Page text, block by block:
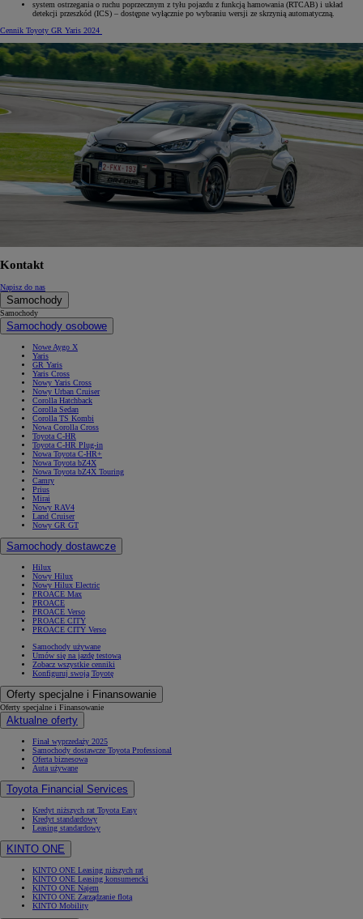
system ostrzegania o ruchu poprzecznym z tyłu pojazdu z funkcją hamowania (RTCAB) i układ
detekcji przeszkód (ICS) – dostępne wyłącznie po wybraniu wersji ze skrzynią automatyczną.
Cennik Toyoty GR Yaris 2024
Kontakt
Napisz do nas
Samochody
Samochody
Samochody osobowe
Nowe Aygo X
Yaris
GR Yaris
Yaris Cross
Nowy Yaris Cross
Nowy Urban Cruiser
Corolla Hatchback
Corolla Sedan
Corolla TS Kombi
Nowa Corolla Cross
Toyota C-HR
Toyota C-HR Plug-in
Nowa Toyota C-HR+
Nowa Toyota bZ4X
Nowa Toyota bZ4X Touring
Camry
Prius
Mirai
Nowy RAV4
Land Cruiser
Nowy GR GT
Samochody dostawcze
Hilux
Nowy Hilux
Nowy Hilux Electric
PROACE Max
PROACE
PROACE Verso
PROACE CITY
PROACE CITY Verso
Samochody używane
Umów się na jazdę testową
Zobacz wszystkie cenniki
Konfiguruj swoją Toyotę
Oferty specjalne i Finansowanie
Oferty specjalne i Finansowanie
Aktualne oferty
Finał wyprzedaży 2025
Samochody dostawcze Toyota Professional
Oferta biznesowa
Auta używane
Toyota Financial Services
Kredyt niższych rat Toyota Easy
Kredyt standardowy
Leasing standardowy
KINTO ONE
KINTO ONE Leasing niższych rat
KINTO ONE Leasing konsumencki
KINTO ONE Najem
KINTO ONE Zarządzanie flotą
KINTO Mobility